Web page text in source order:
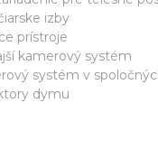
izby
prístroje
kamerový systém
systém v
dymu